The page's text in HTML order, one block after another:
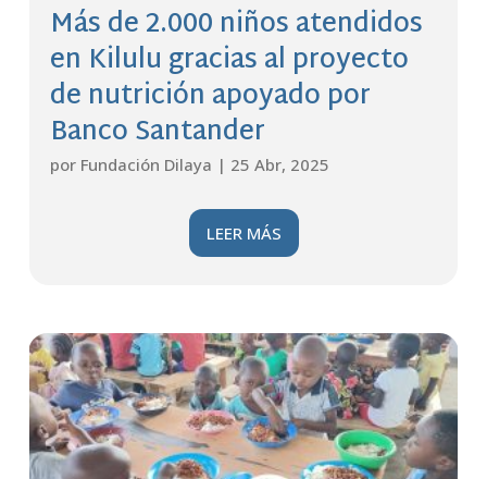
Más de 2.000 niños atendidos
en Kilulu gracias al proyecto
de nutrición apoyado por
Banco Santander
por Fundación Dilaya | 25 Abr, 2025
LEER MÁS